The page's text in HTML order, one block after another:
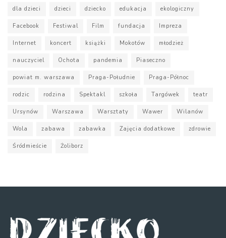
dla dzieci dzieci dziecko edukacja ekologiczny
Facebook Festiwal Film fundacja Impreza
Internet koncert książki Mokotów młodzież
nauczyciel Ochota pandemia Piaseczno
powiat m. warszawa Praga-Południe Praga-Północ
rodzic rodzina Spektakl szkoła Targówek teatr
Ursynów Warszawa Warsztaty Wawer Wilanów
Wola zabawa zabawka Zajęcia dodatkowe zdrowie
Śródmieście Żoliborz